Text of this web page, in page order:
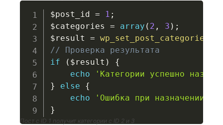
$post_id = 1 ;
$categories
= array ( 2 , 3 ) ;
$result
= wp_set_post_categories
// Проверка результата
if
( $result )
{
echo
'Категории успешно
}
else
{
echo
'Ошибка при назначении
}
Пост с ID 1 получит категории с ID 2 и 3